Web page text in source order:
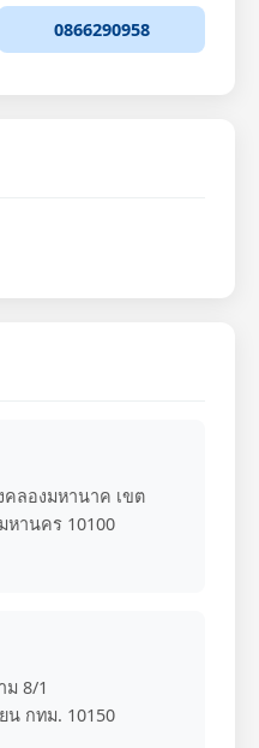
0866290958
คลองมหานาค เขต
หานคร 10100
ม 8/1
น กทม. 10150